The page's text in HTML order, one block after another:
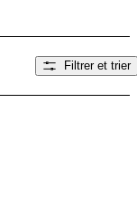
Filtrer et trier